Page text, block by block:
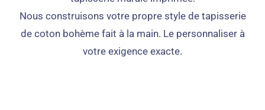
Nous construisons votre propre style de tapisserie
de coton bohème fait à la main. Le personnaliser à
votre exigence exacte.